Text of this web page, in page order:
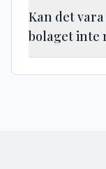
Kan det
bolaget inte